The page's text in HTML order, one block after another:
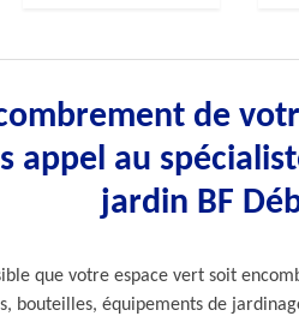
de
appel au
jardin BF
que votre espace vert soit
bouteilles, équipements de